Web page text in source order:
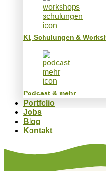
KI, Schulungen &
Podcast & mehr
Portfolio
Jobs
Blog
Kontakt